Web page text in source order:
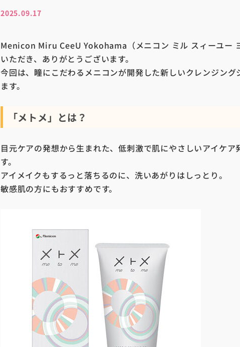
2025.09.17
Menicon Miru CeeU Yokohama（メニコン ミル スィーユー
いただき、ありがとうございます。
今回は、瞳にこだわるメニコンが開発した新しいクレンジン
ます。
「メトメ」とは？
目元ケアの発想から生まれた、低刺激で肌にやさしいアイケ
す。
アイメイクもするっと落ちるのに、洗いあがりはしっとり。
敏感肌の方にもおすすめです。